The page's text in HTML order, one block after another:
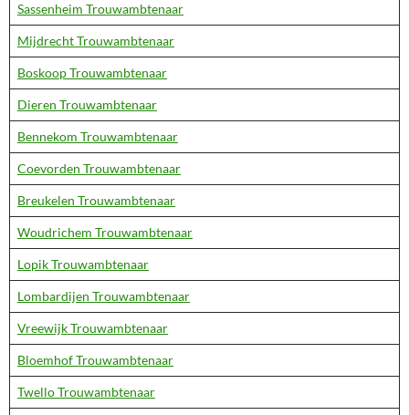
Sassenheim Trouwambtenaar
Mijdrecht Trouwambtenaar
Boskoop Trouwambtenaar
Dieren Trouwambtenaar
Bennekom Trouwambtenaar
Coevorden Trouwambtenaar
Breukelen Trouwambtenaar
Woudrichem Trouwambtenaar
Lopik Trouwambtenaar
Lombardijen Trouwambtenaar
Vreewijk Trouwambtenaar
Bloemhof Trouwambtenaar
Twello Trouwambtenaar